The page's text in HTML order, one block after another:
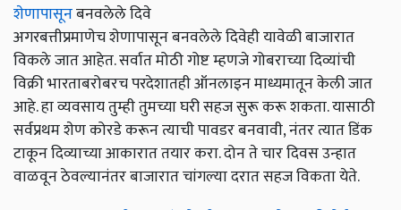
शेणापासूनबनवलेले दिवे
अगरबत्तीप्रमाणेच शेणापासून बनवलेले दिवेही यावेळी बाजारात
विकले जात आहेत. सर्वात मोठी गोष्ट म्हणजे गोबराच्या दिव्यांची
विक्री भारताबरोबरच परदेशातही ऑनलाइन माध्यमातून केली जात
आहे. हा व्यवसाय तुम्ही तुमच्या घरी सहज सुरू करू शकता. यासाठी
सर्वप्रथम शेण कोरडे करून त्याची पावडर बनवावी, नंतर त्यात डिंक
टाकून दिव्याच्या आकारात तयार करा. दोन ते चार दिवस उन्हात
वाळवून ठेवल्यानंतर बाजारात चांगल्या दरात सहज विकता येते.